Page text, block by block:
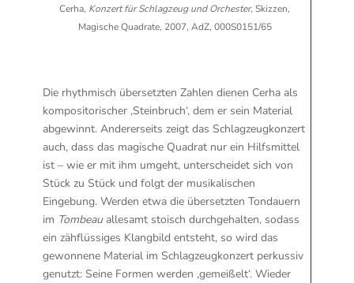
Cerha, Konzert für Schlagzeug und Orchester, Skizzen,
Magische Quadrate, 2007, AdZ, 000S0151/65
Die rhythmisch übersetzten Zahlen dienen Cerha als
kompositorischer ‚Steinbruch‘, dem er sein Material
abgewinnt. Andererseits zeigt das Schlagzeugkonzert
auch, dass das magische Quadrat nur ein Hilfsmittel
ist – wie er mit ihm umgeht, unterscheidet sich von
Stück zu Stück und folgt der musikalischen
Eingebung. Werden etwa die übersetzten Tondauern
im Tombeauallesamt stoisch durchgehalten, sodass
ein zähflüssiges Klangbild entsteht, so wird das
gewonnene Material im Schlagzeugkonzert perkussiv
genutzt: Seine Formen werden ‚gemeißelt‘. Wieder